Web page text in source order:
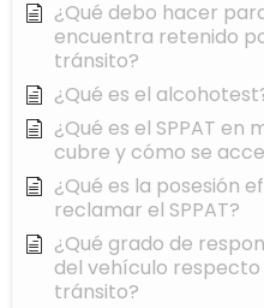
¿Qué debo hacer
encuentra retenido
tránsito?
¿Qué es el
¿Qué es el SPPAT en
cubre y cómo se
¿Qué es la posesión
reclamar el SPPAT?
¿Qué grado de
del vehículo
tránsito?